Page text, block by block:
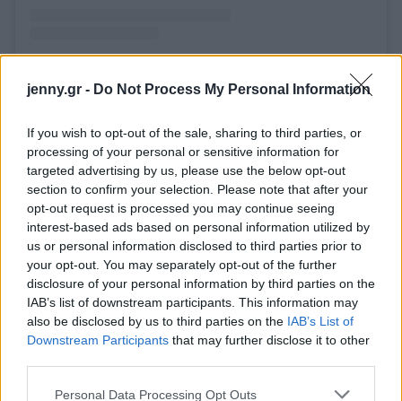
jenny.gr - Do Not Process My Personal Information
If you wish to opt-out of the sale, sharing to third parties, or
processing of your personal or sensitive information for
targeted advertising by us, please use the below opt-out
section to confirm your selection. Please note that after your
opt-out request is processed you may continue seeing
interest-based ads based on personal information utilized by
us or personal information disclosed to third parties prior to
your opt-out. You may separately opt-out of the further
disclosure of your personal information by third parties on the
IAB’s list of downstream participants. This information may
also be disclosed by us to third parties on the IAB’s List of
Downstream Participants that may further disclose it to other
Please note that this website/app uses one or more Google
Personal Data Processing Opt Outs
«Opi Nail Lacquer in Black Onyx» ($ 10) ως βάση
και στη συνέχεια, χρησιμοποίησε ένα απλικατέρ με
σφουγγάρι και εφάρμοσε δύο στρώσεις του
"Chrome Effects Mirror Shine in Gold Digger" (10
$) για ένα μεταλλικό και χρυσό φινίρισμα.